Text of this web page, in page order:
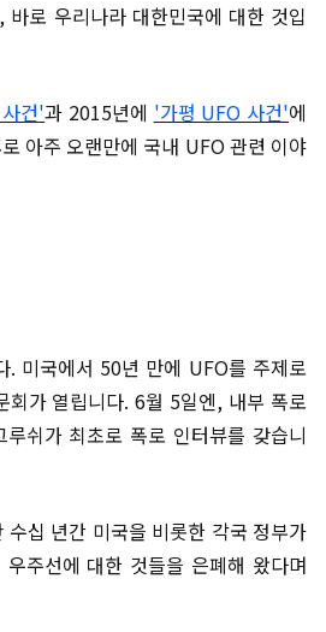
바로 우리나라 대한민국에 대한 것입
건'과 2015년에 '가평 UFO 사건'에
아주 오랜만에 국내 UFO 관련 이야
. 미국에서 50년 만에 UFO를 주제로
회가 열립니다. 6월 5일엔, 내부 폭로
쉬가 최초로 폭로 인터뷰를 갖습니
십 년간 미국을 비롯한 각국 정부가
주선에 대한 것들을 은폐해 왔다며